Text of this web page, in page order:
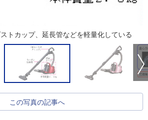
トカップ、延長管などを軽量化している
この写真の記事へ